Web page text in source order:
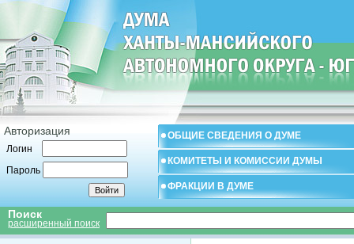
Авторизация
Логин
Пароль
ОБЩИЕ СВЕДЕНИЯ О ДУМЕ
КОМИТЕТЫ И КОМИССИИ ДУМЫ
ФРАКЦИИ В ДУМЕ
Поиск
расширенный поиск